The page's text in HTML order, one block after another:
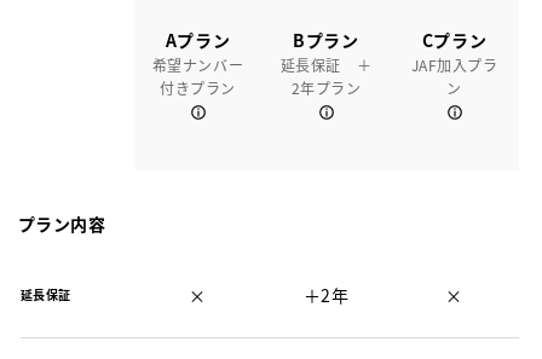
Aプラン
希望ナンバー
付きプラン
Bプラン
延長保証 ＋
2年プラン
Cプラン
JAF加入プラ
ン
プラン内容
延長保証 × ＋2年 ×